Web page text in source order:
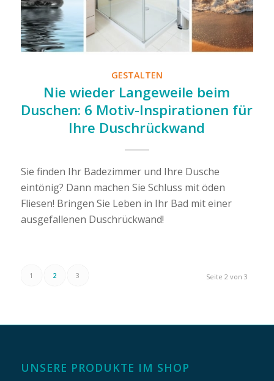
GESTALTEN
Nie wieder Langeweile beim
Duschen: 6 Motiv-Inspirationen für
Ihre Duschrückwand
Sie finden Ihr Badezimmer und Ihre Dusche
eintönig? Dann machen Sie Schluss mit öden
Fliesen! Bringen Sie Leben in Ihr Bad mit einer
ausgefallenen Duschrückwand!
Seite 2 von 3
1 2 3
UNSERE PRODUKTE IM SHOP